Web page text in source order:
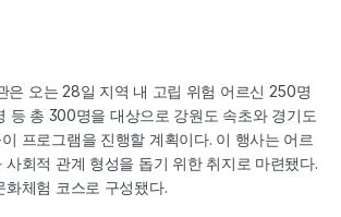
은 오는 28일 지역 내 고립 위험 어르신 250명
등 총 300명을 대상으로 강원도 속초와 경기도
프로그램을 진행할 계획이다. 이 행사는 어르
사회적 관계 형성을 돕기 위한 취지로 마련됐다.
화체험 코스로 구성됐다.